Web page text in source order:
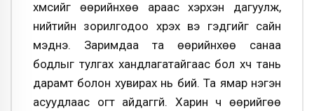
хүмүүсийг өөрийнхөө араас хэрхэн дагуулж,
нийтийн зорилгодоо хүрэх вэ гэдгийг сайн
мэднэ. Заримдаа та өөрийнхөө санаа
бодлыг тулгах хандлагатайгаас бол хүч тань
дарамт болон хувирах нь бий. Та ямар нэгэн
асуудлаас огт айдаггүй. Харин ч өөрийгөө